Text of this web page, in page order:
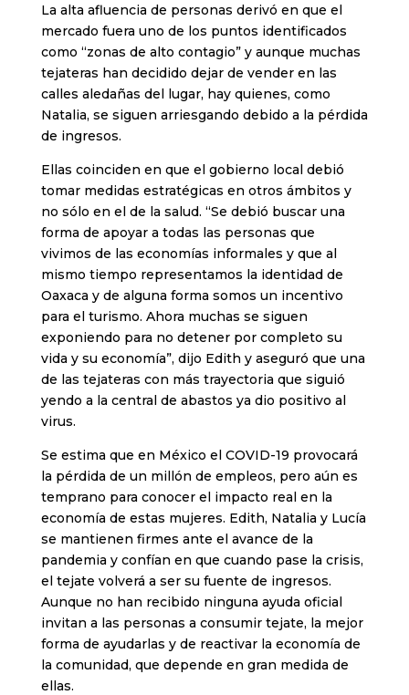
La alta afluencia de personas derivó en que el
mercado fuera uno de los puntos identificados
como “zonas de alto contagio” y aunque muchas
tejateras han decidido dejar de vender en las
calles aledañas del lugar, hay quienes, como
Natalia, se siguen arriesgando debido a la pérdida
de ingresos.
Ellas coinciden en que el gobierno local debió
tomar medidas estratégicas en otros ámbitos y
no sólo en el de la salud. “Se debió buscar una
forma de apoyar a todas las personas que
vivimos de las economías informales y que al
mismo tiempo representamos la identidad de
Oaxaca y de alguna forma somos un incentivo
para el turismo. Ahora muchas se siguen
exponiendo para no detener por completo su
vida y su economía”, dijo Edith y aseguró que una
de las tejateras con más trayectoria que siguió
yendo a la central de abastos ya dio positivo al
virus.
Se estima que en México el COVID-19 provocará
la pérdida de un millón de empleos, pero aún es
temprano para conocer el impacto real en la
economía de estas mujeres. Edith, Natalia y Lucía
se mantienen firmes ante el avance de la
pandemia y confían en que cuando pase la crisis,
el tejate volverá a ser su fuente de ingresos.
Aunque no han recibido ninguna ayuda oficial
invitan a las personas a consumir tejate, la mejor
forma de ayudarlas y de reactivar la economía de
la comunidad, que depende en gran medida de
ellas.